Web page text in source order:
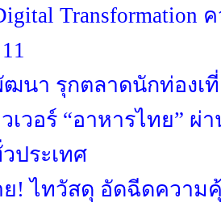
Transformation ค
นา รุกตลาดนักท่องเ
วอร์ “อาหารไทย” ผ่า
ประเทศ
ย! ไทวัสดุ อัดฉีดควา